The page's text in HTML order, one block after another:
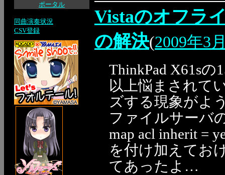
ポータル
同曲演奏状況
CSV登録
Vistaのオフラ
の解決(2009年3
ThinkPad X61s
以上悩まされて
ズする現象がよ
ファイルサーバ
map acl inherit =
を付け加えてお
てあったよ…